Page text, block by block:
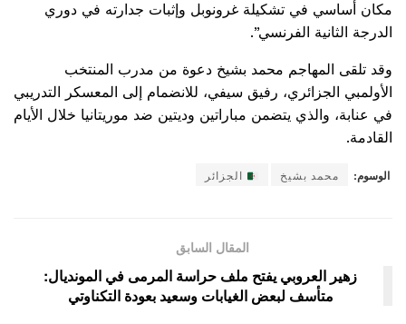
مكان أساسي في تشكيلة غرونوبل وإثبات جدارته في دوري
الدرجة الثانية الفرنسي”.
وقد تلقى المهاجم محمد بشيخ دعوة من مدرب المنتخب
الأولمبي الجزائري، رفيق سيفي، للانضمام إلى المعسكر التدريبي
في عنابة، والذي يتضمن مباراتين وديتين ضد موريتانيا خلال الأيام
القادمة.
الوسوم: محمد بشيخ الجزائر
المقال السابق
زهير العروبي يفتح ملف حراسة المرمى في المونديال:
متأسف لبعض الغيابات وسعيد بعودة التكناوتي